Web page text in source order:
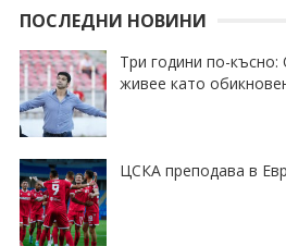
ПОСЛЕДНИ НОВИНИ
Три години по-
живее като
ЦСКА преподава в